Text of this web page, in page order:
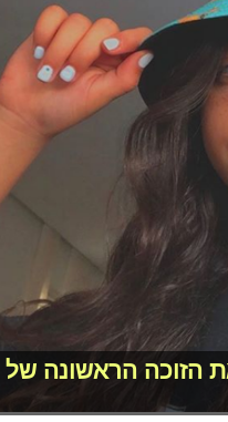
הזוכה הראשונה של